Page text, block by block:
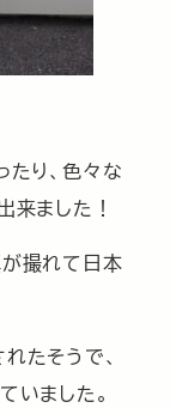
たり、色々な
来ました！
撮れて日本
たそうで、
いました。